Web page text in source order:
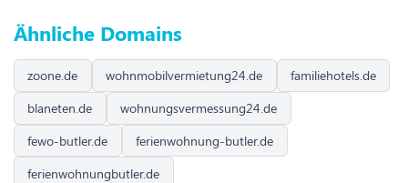
Ähnliche Domains
zoone.de wohnmobilvermietung24.de
familiehotels.de
blaneten.de
wohnungsvermessung24.de
fewo-butler.de
ferienwohnung-butler.de
ferienwohnungbutler.de